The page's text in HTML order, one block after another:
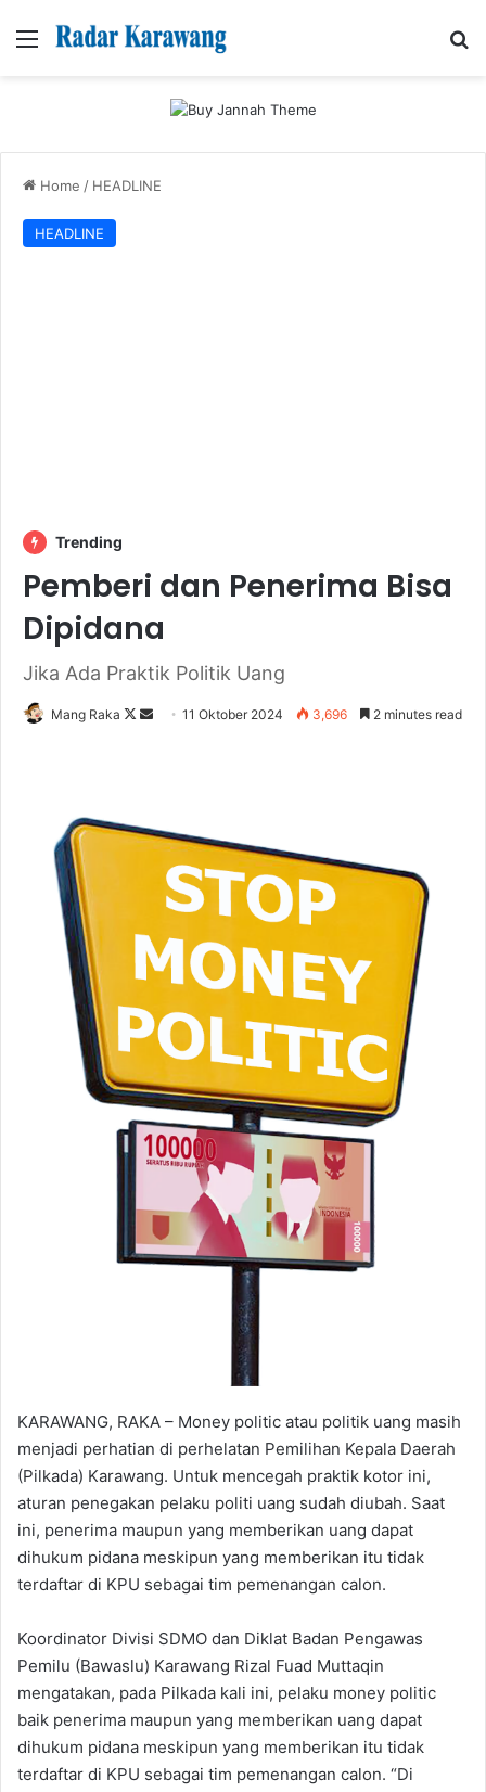
Menu
Home / HEADLINE
HEADLINE
Trending
Pemberi dan Penerima Bisa
Dipidana
Jika Ada Praktik Politik Uang
Mang Raka
Follow
Send11 Oktober 2024 3,696 2 minutes read
KARAWANG, RAKA – Money politic atau politik uang masih
menjadi perhatian di perhelatan Pemilihan Kepala Daerah
(Pilkada) Karawang. Untuk mencegah praktik kotor ini,
aturan penegakan pelaku politi uang sudah diubah. Saat
ini, penerima maupun yang memberikan uang dapat
dihukum pidana meskipun yang memberikan itu tidak
terdaftar di KPU sebagai tim pemenangan calon.
Koordinator Divisi SDMO dan Diklat Badan Pengawas
Pemilu (Bawaslu) Karawang Rizal Fuad Muttaqin
mengatakan, pada Pilkada kali ini, pelaku money politic
baik penerima maupun yang memberikan uang dapat
dihukum pidana meskipun yang memberikan itu tidak
terdaftar di KPU sebagai tim pemenangan calon. “Di